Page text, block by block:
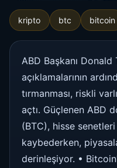
kripto btc bitcoin
ABD Başkanı
açıklamalarının
tırmanması, riskli
açtı. Güçlenen ABD
(BTC), hisse
kaybederken,
derinleşiyor. •